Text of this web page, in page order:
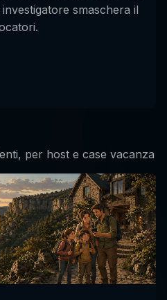
smaschera il
per host e case vacanza